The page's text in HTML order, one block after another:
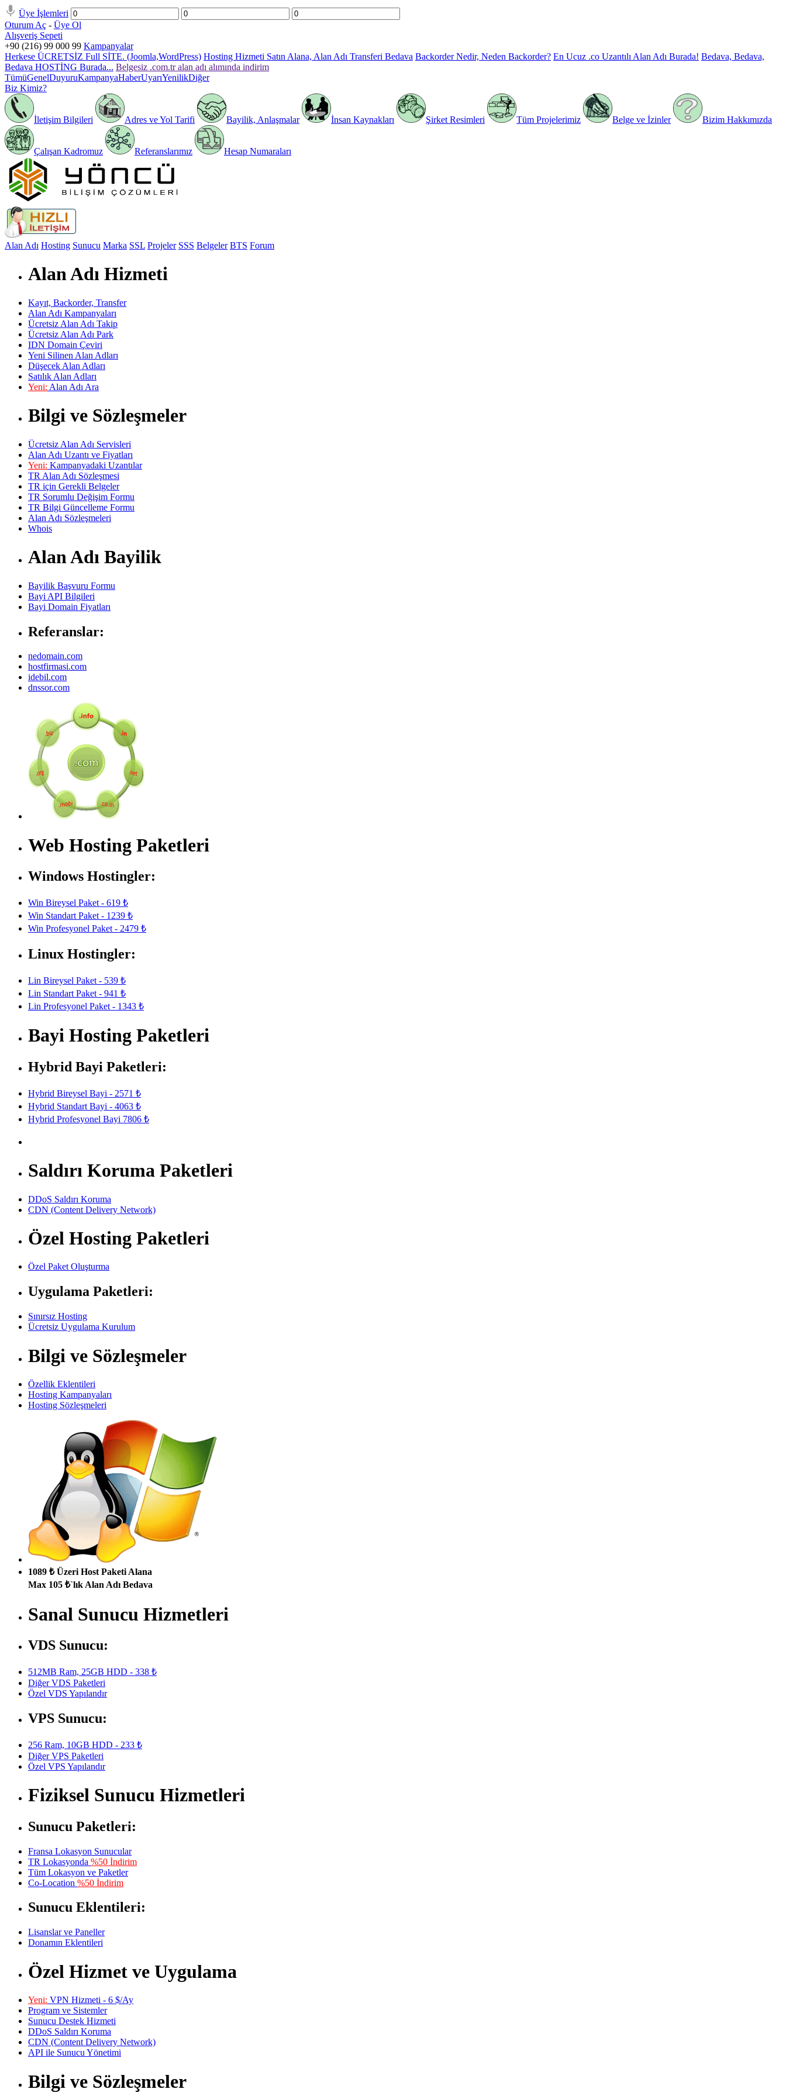
Üye İşlemleri
Oturum Aç - Üye Ol
Alışveriş Sepeti
+90 (216) 99 000 99 Kampanyalar
Herkese ÜCRETSİZ Full SİTE. (Joomla,WordPress) Hosting Hizmeti Satın Alana, Alan Adı Transferi Bedava Backorder Nedir, Neden Backorder? En Ucuz .co Uzantılı Alan Adı Burada! Bedava, Bedava,
Bedava HOSTİNG Burada... Belgesiz .com.tr alan adı alımında indirim
TümüGenelDuyuruKampanyaHaberUyarıYenilikDiğer
Biz Kimiz?
İletişim Bilgileri Adres ve Yol Tarifi Bayilik, Anlaşmalar İnsan Kaynakları Şirket Resimleri Tüm Projelerimiz Belge ve İzinler Bizim Hakkımızda
Çalışan Kadromuz Referanslarımız Hesap Numaraları
Alan Adı Hosting Sunucu Marka SSL Projeler SSS Belgeler BTS Forum
Alan Adı Hizmeti
Kayıt, Backorder, Transfer
Alan Adı Kampanyaları
Ücretsiz Alan Adı Takip
Ücretsiz Alan Adı Park
IDN Domain Çeviri
Yeni Silinen Alan Adları
Düşecek Alan Adları
Satılık Alan Adları
Yeni: Alan Adı Ara
Bilgi ve Sözleşmeler
Ücretsiz Alan Adı Servisleri
Alan Adı Uzantı ve Fiyatları
Yeni: Kampanyadaki Uzantılar
TR Alan Adı Sözleşmesi
TR için Gerekli Belgeler
TR Sorumlu Değişim Formu
TR Bilgi Güncelleme Formu
Alan Adı Sözleşmeleri
Whois
Alan Adı Bayilik
Bayilik Başvuru Formu
Bayi API Bilgileri
Bayi Domain Fiyatları
Referanslar:
nedomain.com
hostfirmasi.com
idebil.com
dnssor.com
Web Hosting Paketleri
Windows Hostingler:
Win Bireysel Paket - 619 ₺
Win Standart Paket - 1239 ₺
Win Profesyonel Paket - 2479 ₺
Linux Hostingler:
Lin Bireysel Paket - 539 ₺
Lin Standart Paket - 941 ₺
Lin Profesyonel Paket - 1343 ₺
Bayi Hosting Paketleri
Hybrid Bayi Paketleri:
Hybrid Bireysel Bayi - 2571 ₺
Hybrid Standart Bayi - 4063 ₺
Hybrid Profesyonel Bayi 7806 ₺
Saldırı Koruma Paketleri
DDoS Saldırı Koruma
CDN (Content Delivery Network)
Özel Hosting Paketleri
Özel Paket Oluşturma
Uygulama Paketleri:
Sınırsız Hosting
Ücretsiz Uygulama Kurulum
Bilgi ve Sözleşmeler
Özellik Eklentileri
Hosting Kampanyaları
Hosting Sözleşmeleri
1089 ₺ Üzeri Host Paketi Alana
Max 105 ₺`lık Alan Adı Bedava
Sanal Sunucu Hizmetleri
VDS Sunucu:
512MB Ram, 25GB HDD - 338 ₺
Diğer VDS Paketleri
Özel VDS Yapılandır
VPS Sunucu:
256 Ram, 10GB HDD - 233 ₺
Diğer VPS Paketleri
Özel VPS Yapılandır
Fiziksel Sunucu Hizmetleri
Sunucu Paketleri:
Fransa Lokasyon Sunucular
TR Lokasyonda %50 İndirim
Tüm Lokasyon ve Paketler
Co-Location %50 İndirim
Sunucu Eklentileri:
Lisanslar ve Paneller
Donamın Eklentileri
Özel Hizmet ve Uygulama
Yeni: VPN Hizmeti - 6 $/Ay
Program ve Sistemler
Sunucu Destek Hizmeti
DDoS Saldırı Koruma
CDN (Content Delivery Network)
API ile Sunucu Yönetimi
Bilgi ve Sözleşmeler